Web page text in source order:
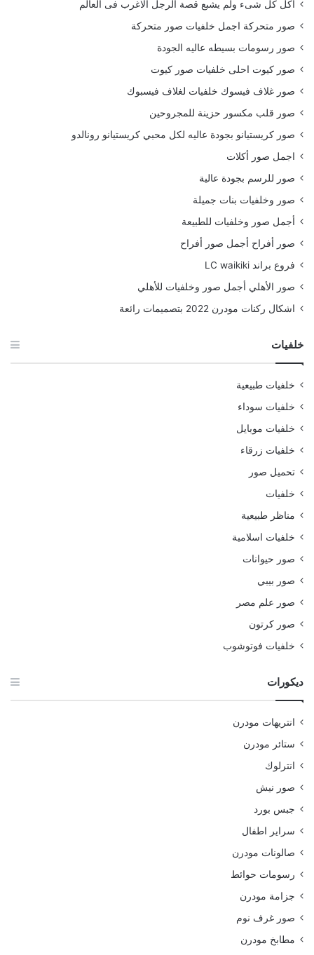
أكل كل شىء ولم يشبع قصة الرجل الاغرب فى العالم
صور متحركة اجمل خلفيات صور متحركة
صور رسومات بسيطه عاليه الجودة
صور كيوت احلى خلفيات صور كيوت
صور غلاف فيسوك خلفيات لغلاف فيسبوك
صور قلب مكسور حزينة للمجروحين
صور كريستيانو بجودة عاليه لكل محبي كريستيانو رونالدو
اجمل صور أكلات
صور للرسم بجودة عالية
صور وخلفيات بنات جميلة
أجمل صور وخلفيات للطبيعة
صور أفراح أجمل صور أفراح
فروع براند LC waikiki
صور الأهلي أجمل صور وخلفيات للأهلي
اشكال ركنات مودرن 2022 بتصميمات رائعة
خلفيات
خلفيات طبيعية
خلفيات سوداء
خلفيات موبايل
خلفيات زرقاء
تحميل صور
خلفيات
مناظر طبيعية
خلفيات اسلامية
صور حيوانات
صور بيبي
صور علم مصر
صور كرتون
خلفيات فوتوشوب
ديكورات
انتريهات مودرن
ستائر مودرن
انترلوك
صور نيش
جبس بورد
سراير اطفال
صالونات مودرن
رسومات حوائط
جزامة مودرن
صور غرف نوم
مطابخ مودرن